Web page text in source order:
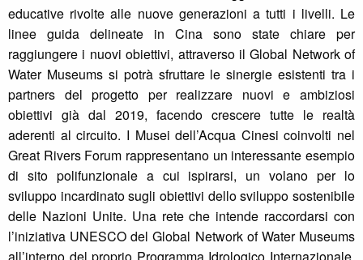
educative rivolte alle nuove generazioni a tutti i livelli. Le
linee guida delineate in Cina sono state chiare per
raggiungere i nuovi obiettivi, attraverso il Global Network of
Water Museums si potrà sfruttare le sinergie esistenti tra i
partners del progetto per realizzare nuovi e ambiziosi
obiettivi già dal 2019, facendo crescere tutte le realtà
aderenti al circuito. I Musei dell’Acqua Cinesi coinvolti nel
Great Rivers Forum rappresentano un interessante esempio
di sito polifunzionale a cui ispirarsi, un volano per lo
sviluppo incardinato sugli obiettivi dello sviluppo sostenibile
delle Nazioni Unite. Una rete che intende raccordarsi con
l’iniziativa UNESCO del Global Network of Water Museums